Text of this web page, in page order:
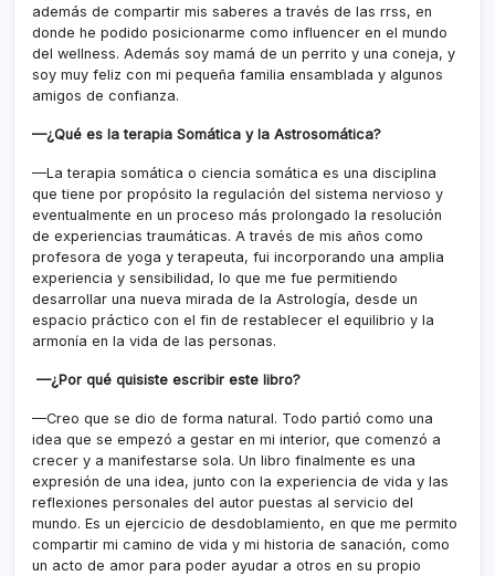
además de compartir mis saberes a través de las rrss, en
donde he podido posicionarme como influencer en el mundo
del wellness. Además soy mamá de un perrito y una coneja, y
soy muy feliz con mi pequeña familia ensamblada y algunos
amigos de confianza.
—¿Qué es la terapia Somática y la Astrosomática?
—La terapia somática o ciencia somática es una disciplina
que tiene por propósito la regulación del sistema nervioso y
eventualmente en un proceso más prolongado la resolución
de experiencias traumáticas. A través de mis años como
profesora de yoga y terapeuta, fui incorporando una amplia
experiencia y sensibilidad, lo que me fue permitiendo
desarrollar una nueva mirada de la Astrología, desde un
espacio práctico con el fin de restablecer el equilibrio y la
armonía en la vida de las personas.
—¿Por qué quisiste escribir este libro?
—Creo que se dio de forma natural. Todo partió como una
idea que se empezó a gestar en mi interior, que comenzó a
crecer y a manifestarse sola. Un libro finalmente es una
expresión de una idea, junto con la experiencia de vida y las
reflexiones personales del autor puestas al servicio del
mundo. Es un ejercicio de desdoblamiento, en que me permito
compartir mi camino de vida y mi historia de sanación, como
un acto de amor para poder ayudar a otros en su propio